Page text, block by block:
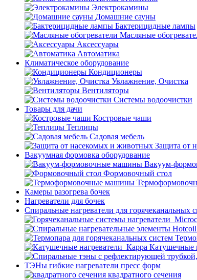
Электрокамины
Домашние сауны
Бактерицидные лампы
Масляные
Аксессуары
Автоматика
Климатическое оборудование
Кондиционеры
Увлажнение, Очистка
Вентиляторы
Системы водоочистки
Товары для дачи
Костровые чаши
Теплицы
Садовая мебель
Защита от
Вакуумная формовка оборудование
Вакуум-
Формовочный стол
Камеры разогрева бочек
Нагреватели для бочек
Спиральные нагреватели для горячеканальных
Катушечные
ТЭНы гибкие нагреватели пресс форм
квадратного сечения